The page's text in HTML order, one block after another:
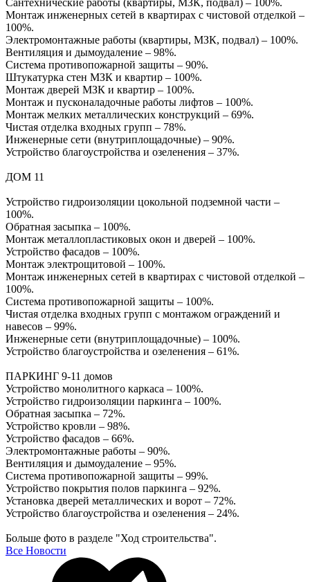
Монтаж инженерных сетей в квартирах с чистовой отделкой –
100%.
Электромонтажные работы (квартиры, МЗК, подвал) – 100%.
Вентиляция и дымоудаление – 98%.
Система противопожарной защиты – 90%.
Штукатурка стен МЗК и квартир – 100%.
Монтаж дверей МЗК и квартир – 100%.
Монтаж и пусконаладочные работы лифтов – 100%.
Монтаж мелких металлических конструкций – 69%.
Чистая отделка входных групп – 78%.
Инженерные сети (внутриплощадочные) – 90%.
Устройство благоустройства и озеленения – 37%.
ДОМ 11
Устройство гидроизоляции цокольной подземной части –
100%.
Обратная засыпка – 100%.
Монтаж металлопластиковых окон и дверей – 100%.
Устройство фасадов – 100%.
Монтаж электрощитовой – 100%.
Монтаж инженерных сетей в квартирах с чистовой отделкой –
100%.
Система противопожарной защиты – 100%.
Чистая отделка входных групп с монтажом ограждений и
навесов – 99%.
Инженерные сети (внутриплощадочные) – 100%.
Устройство благоустройства и озеленения – 61%.
ПАРКИНГ 9-11 домов
Устройство монолитного каркаса – 100%.
Устройство гидроизоляции паркинга – 100%.
Обратная засыпка – 72%.
Устройство кровли – 98%.
Устройство фасадов – 66%.
Электромонтажные работы – 90%.
Вентиляция и дымоудаление – 95%.
Система противопожарной защиты – 99%.
Устройство покрытия полов паркинга – 92%.
Установка дверей металлических и ворот – 72%.
Устройство благоустройства и озеленения – 24%.
Больше фото в разделе "Ход строительства".
Все Новости